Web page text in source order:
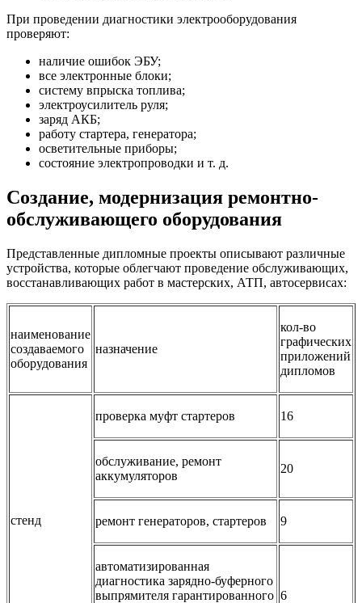
При проведении диагностики электрооборудования
проверяют:
наличие ошибок ЭБУ;
все электронные блоки;
систему впрыска топлива;
электроусилитель руля;
заряд АКБ;
работу стартера, генератора;
осветительные приборы;
состояние электропроводки и т. д.
Создание, модернизация ремонтно-
обслуживающего оборудования
Представленные дипломные проекты описывают различные
устройства, которые облегчают проведение обслуживающих,
восстанавливающих работ в мастерских, АТП, автосервисах:
наименование
создаваемого
оборудования
назначение
кол-во
графических
приложений
дипломов
стенд
проверка муфт стартеров 16
обслуживание, ремонт
аккумуляторов
20
ремонт генераторов, стартеров 9
автоматизированная
диагностика зарядно-буферного
выпрямителя гарантированного 6